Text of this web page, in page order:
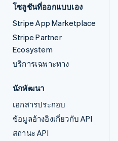
โซลูชันที่ออกแบบเอง
Stripe App Marketplace
Stripe Partner
Ecosystem
บริการเฉพาะทาง
นักพัฒนา
เอกสารประกอบ
ข้อมูลอ้างอิงเกี่ยวกับ API
สถานะ API